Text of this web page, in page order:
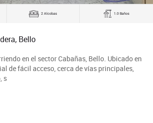
2 Alcobas 1.0 Baños
Bello
en el sector Cabañas, Bello. Ubicado en
de fácil acceso, cerca de vías principales,
s